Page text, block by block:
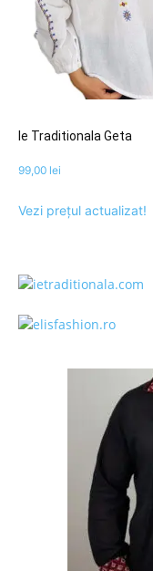
Ie Traditionala Geta
99,00 lei
Vezi prețul actualizat!